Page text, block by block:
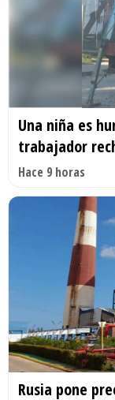
Una niña es
trabajador
Hace 9 horas
Rusia pone